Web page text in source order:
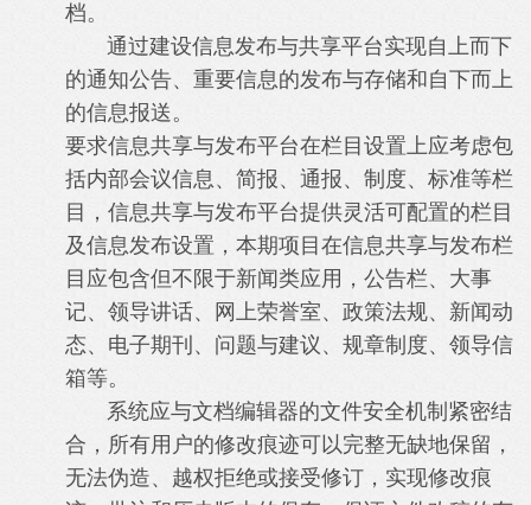
档。
通过建设信息发布与共享平台实现自上而下
的通知公告、重要信息的发布与存储和自下而上
的信息报送。
要求信息共享与发布平台在栏目设置上应考虑包
括内部会议信息、简报、通报、制度、标准等栏
目，信息共享与发布平台提供灵活可配置的栏目
及信息发布设置，本期项目在信息共享与发布栏
目应包含但不限于新闻类应用，公告栏、大事
记、领导讲话、网上荣誉室、政策法规、新闻动
态、电子期刊、问题与建议、规章制度、领导信
箱等。
系统应与文档编辑器的文件安全机制紧密结
合，所有用户的修改痕迹可以完整无缺地保留，
无法伪造、越权拒绝或接受修订，实现修改痕